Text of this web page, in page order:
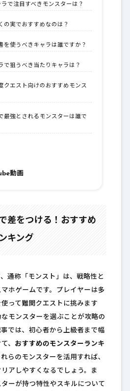
で注目すべきモンスターは？
の実でおすすめなのは？
を使うべきキャラは誰ですか？
で狙うべき当たりキャラは？
クエスト向けのおすすめモンス
最強とされるモンスターは誰で
動画
差をつける！おすすめ
キング
通称「モンスト」は、戦略性と
ホゲームです。プレイヤーは多
って難関クエストに挑みます
モンスターを選ぶことが攻略の
では、初心者から上級者まで幅
、 おすすめのモンスターランキ
らのモンスターを活用すれば、
アしやすくなるでしょう。ま
ーが持つ特性やスキルについて